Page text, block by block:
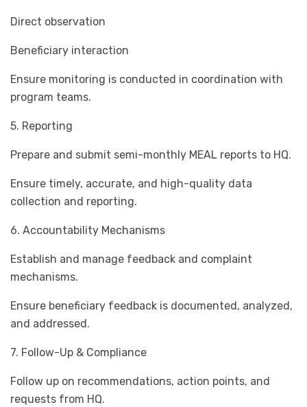
Direct observation
Beneficiary interaction
Ensure monitoring is conducted in coordination with
program teams.
5. Reporting
Prepare and submit semi-monthly MEAL reports to HQ.
Ensure timely, accurate, and high-quality data
collection and reporting.
6. Accountability Mechanisms
Establish and manage feedback and complaint
mechanisms.
Ensure beneficiary feedback is documented, analyzed,
and addressed.
7. Follow-Up & Compliance
Follow up on recommendations, action points, and
requests from HQ.